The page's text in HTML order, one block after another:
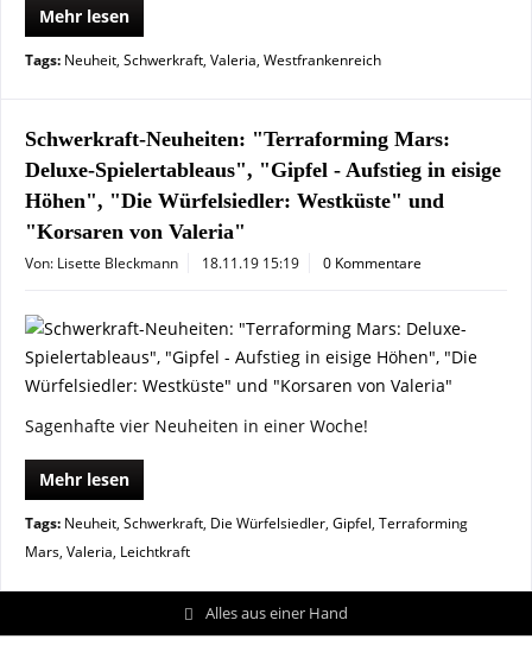
Mehr lesen
Tags: Neuheit, Schwerkraft, Valeria, Westfrankenreich
Schwerkraft-Neuheiten: "Terraforming Mars:
Deluxe-Spielertableaus", "Gipfel - Aufstieg in eisige
Höhen", "Die Würfelsiedler: Westküste" und
"Korsaren von Valeria"
Von: Lisette Bleckmann 18.11.19 15:19 0 Kommentare
Sagenhafte vier Neuheiten in einer Woche!
Mehr lesen
Tags: Neuheit, Schwerkraft, Die Würfelsiedler, Gipfel, Terraforming
Mars, Valeria, Leichtkraft
Alles aus einer Hand